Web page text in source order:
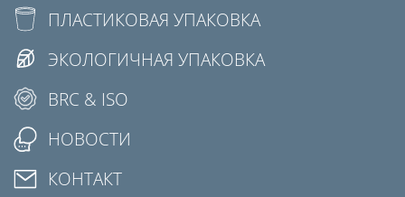
ПЛАСТИКОВАЯ УПАКОВКА
ЭКОЛОГИЧНАЯ УПАКОВКА
BRC & ISO
НОВОСТИ
КОНТАКТ